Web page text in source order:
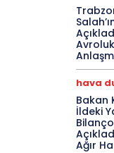
hava
Bakan
İldeki
Ağır